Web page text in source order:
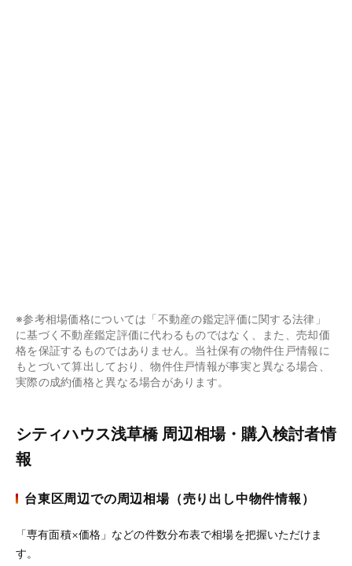
※参考相場価格については「不動産の鑑定評価に関する法律」
に基づく不動産鑑定評価に代わるものではなく、また、売却価
格を保証するものではありません。当社保有の物件住戸情報に
もとづいて算出しており、物件住戸情報が事実と異なる場合、
実際の成約価格と異なる場合があります。
シティハウス浅草橋 周辺相場・購入検討者情
報
台東区周辺での周辺相場（売り出し中物件情報）
「専有面積×価格」などの件数分布表で相場を把握いただけま
す。